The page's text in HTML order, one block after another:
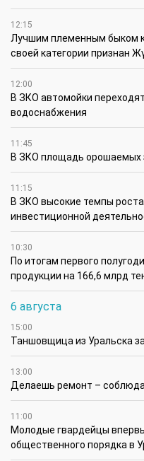
12:15
Лучшим племенным быком
своей категории признан
12:00
В ЗКО автомойки
водоснабжения
11:45
В ЗКО площадь орошаемых
11:15
В ЗКО высокие темпы
инвестиционной
10:30
По итогам первого
продукции на 166,6 млрд
6 августа
15:00
Таншовщица из Уральска
13:00
Делаешь ремонт –
11:00
Молодые гвардейцы
общественного порядка в